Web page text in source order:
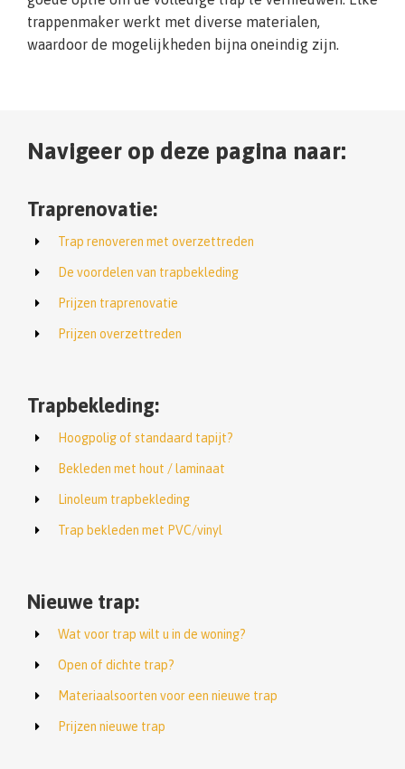
trappenmaker werkt met diverse materialen,
waardoor de mogelijkheden bijna oneindig zijn.
Navigeer op deze pagina naar:
Traprenovatie:
Trap renoveren met overzettreden
De voordelen van trapbekleding
Prijzen traprenovatie
Prijzen overzettreden
Trapbekleding:
Hoogpolig of standaard tapijt?
Bekleden met hout / laminaat
Linoleum trapbekleding
Trap bekleden met PVC/vinyl
Nieuwe trap:
Wat voor trap wilt u in de woning?
Open of dichte trap?
Materiaalsoorten voor een nieuwe trap
Prijzen nieuwe trap